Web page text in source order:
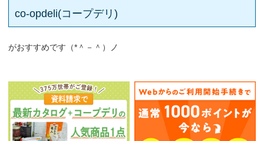
co-opdeli(コープデリ)
がおすすめです（*＾－＾）ノ